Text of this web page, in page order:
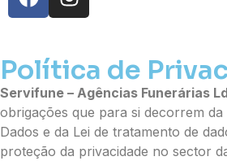
Opção 3 (€35)
Opção 6 (€50)
Opção 7 (€55)
Opção 8 (€60)
Opção 9 (€65)
Palma:
Política de
Servifune – Agências Funerárias
obrigações que para si decorrem da
Dados e da Lei de tratamento de
proteção da privacidade no sector